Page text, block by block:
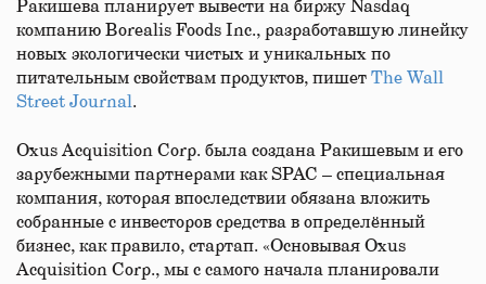
Ракишева планирует вывести на биржу Nasdaq
компанию Borealis Foods Inc., разработавшую линейку
новых экологически чистых и уникальных по
питательным свойствам продуктов, пишет The Wall
Street Journal .
Oxus Acquisition Corp. была создана Ракишевым и его
зарубежными партнерами как SPAC – специальная
компания, которая впоследствии обязана вложить
собранные с инвесторов средства в определённый
бизнес, как правило, стартап. «Основывая Oxus
Acquisition Corp., мы с самого начала планировали